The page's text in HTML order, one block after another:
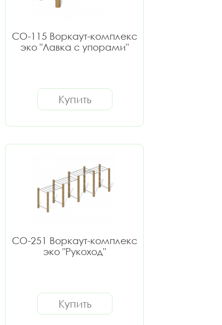
СО-115 Воркаут-комплекс
эко "Лавка с упорами"
Купить
СО-251 Воркаут-комплекс
эко "Рукоход"
Купить